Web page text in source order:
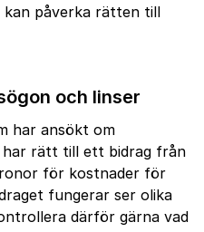
kan påverka rätten till
och linser
har ansökt om
har rätt till ett bidrag från
för kostnader för
fungerar ser olika
därför gärna vad